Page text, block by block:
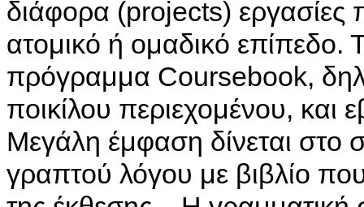
διάφορα (projects) εργασίες
ατομικό ή ομαδικό επίπεδο.
πρόγραμμα Coursebook,
ποικίλου περιεχομένου, και
Μεγάλη έμφαση δίνεται στο
γραπτού λόγου με βιβλίο